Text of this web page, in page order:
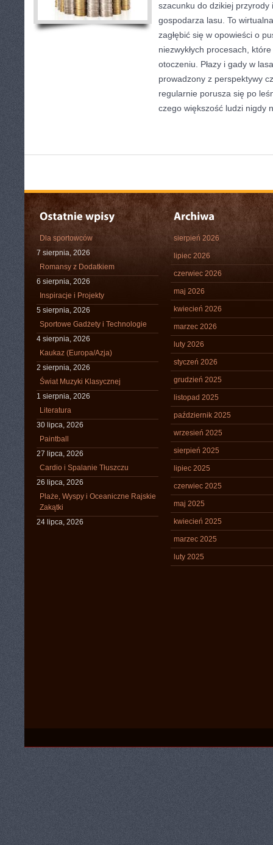
szacunku do dzikiej przyrody
gospodarza lasu. To
zagłębić się w opowieści o
niezwykłych procesach,
otoczeniu. Płazy i gady w
prowadzony z perspektywy
regularnie porusza się po
czego większość ludzi nigdy
Dla sportowców
7 sierpnia, 2026
Romansy z Dodatkiem
6 sierpnia, 2026
Inspiracje i Projekty
5 sierpnia, 2026
Sportowe Gadżety i Technologie
4 sierpnia, 2026
Kaukaz (Europa/Azja)
2 sierpnia, 2026
Świat Muzyki Klasycznej
1 sierpnia, 2026
Literatura
30 lipca, 2026
Paintball
27 lipca, 2026
Cardio i Spalanie Tłuszczu
26 lipca, 2026
Plaże, Wyspy i Oceaniczne Rajskie
Zakątki
24 lipca, 2026
sierpień 2026
lipiec 2026
czerwiec 2026
maj 2026
kwiecień 2026
marzec 2026
luty 2026
styczeń 2026
grudzień 2025
listopad 2025
październik 2025
wrzesień 2025
sierpień 2025
lipiec 2025
czerwiec 2025
maj 2025
kwiecień 2025
marzec 2025
luty 2025